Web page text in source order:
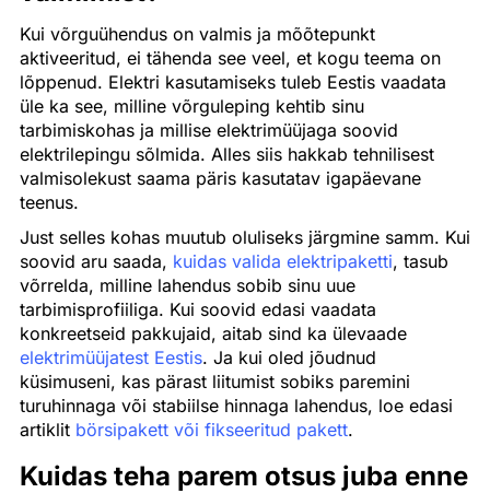
Kui võrguühendus on valmis ja mõõtepunkt
aktiveeritud, ei tähenda see veel, et kogu teema on
lõppenud. Elektri kasutamiseks tuleb Eestis vaadata
üle ka see, milline võrguleping kehtib sinu
tarbimiskohas ja millise elektrimüüjaga soovid
elektrilepingu sõlmida. Alles siis hakkab tehnilisest
valmisolekust saama päris kasutatav igapäevane
teenus.
Just selles kohas muutub oluliseks järgmine samm. Kui
soovid aru saada, kuidas valida elektripaketti, tasub
võrrelda, milline lahendus sobib sinu uue
tarbimisprofiiliga. Kui soovid edasi vaadata
konkreetseid pakkujaid, aitab sind ka ülevaade
elektrimüüjatest Eestis. Ja kui oled jõudnud
küsimuseni, kas pärast liitumist sobiks paremini
turuhinnaga või stabiilse hinnaga lahendus, loe edasi
artiklit börsipakett või fikseeritud pakett.
Kuidas teha parem otsus juba enne